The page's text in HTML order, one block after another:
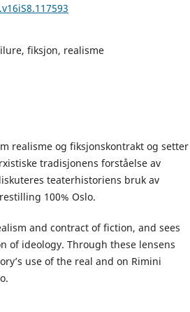
fiksjon, realisme
realisme og fiksjonskontrakt og setter
tradisjonens forståelse av
teaterhistoriens bruk av
100% Oslo.
and contract of fiction, and sees
of ideology. Through these lensens
use of the real and on Rimini